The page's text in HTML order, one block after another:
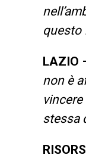
questo
LAZIO
non è
stessa